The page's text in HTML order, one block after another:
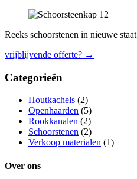
Reeks schoorstenen in nieuwe staat
vrijblijvende offerte? →
Categorieën
Houtkachels (2)
Openhaarden (5)
Rookkanalen (2)
Schoorstenen (2)
Verkoop materialen (1)
Over ons